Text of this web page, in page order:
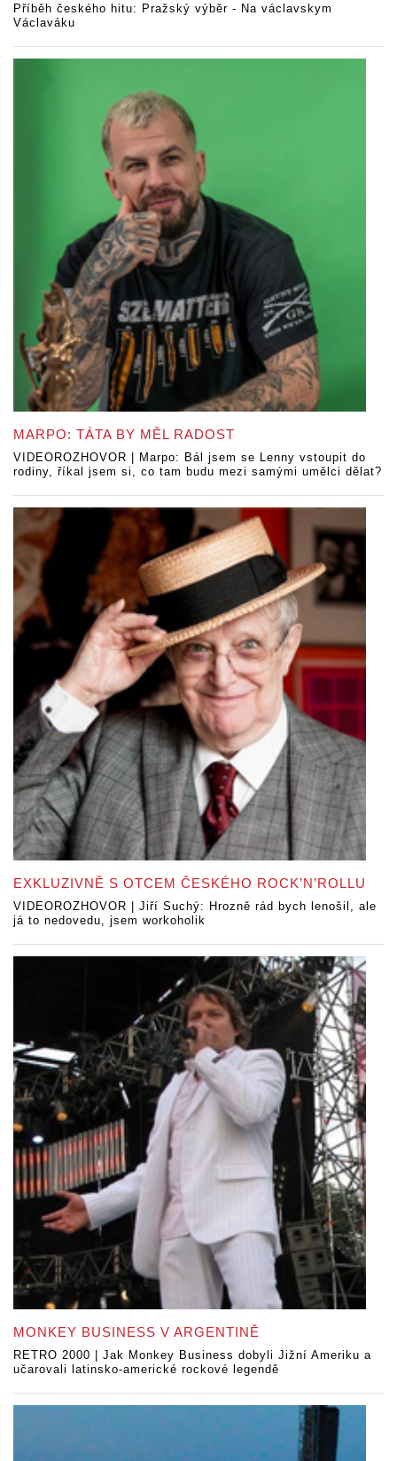
Příběh českého hitu: Pražský výběr - Na václavskym
Václaváku
MARPO: TÁTA BY MĚL RADOST
VIDEOROZHOVOR | Marpo: Bál jsem se Lenny vstoupit do
rodiny, říkal jsem si, co tam budu mezi samými umělci dělat?
EXKLUZIVNĚ S OTCEM ČESKÉHO ROCK’N’ROLLU
VIDEOROZHOVOR | Jiří Suchý: Hrozně rád bych lenošil, ale
já to nedovedu, jsem workoholik
MONKEY BUSINESS V ARGENTINĚ
RETRO 2000 | Jak Monkey Business dobyli Jižní Ameriku a
učarovali latinsko-americké rockové legendě